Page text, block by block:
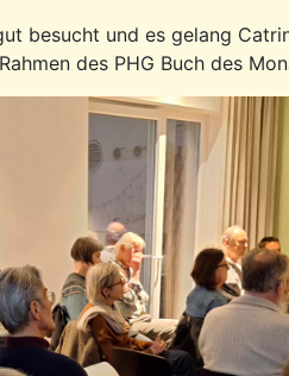
besucht und es gelang
des PHG Buch des